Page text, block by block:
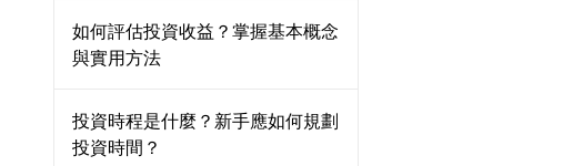
如何評估投資收益？掌握基本概念
與實用方法
投資時程是什麼？新手應如何規劃
投資時間？